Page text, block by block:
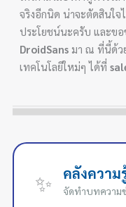
จริงอีกนิด น่าจะตัดสินใจ
ประโยชน์นะครับ และข
DroidSans มา ณ ที่นี้ด้ว
เทคโนโลยีใหม่ๆ ได้ที่
✨ คลังความ
จัดทำบทความข่